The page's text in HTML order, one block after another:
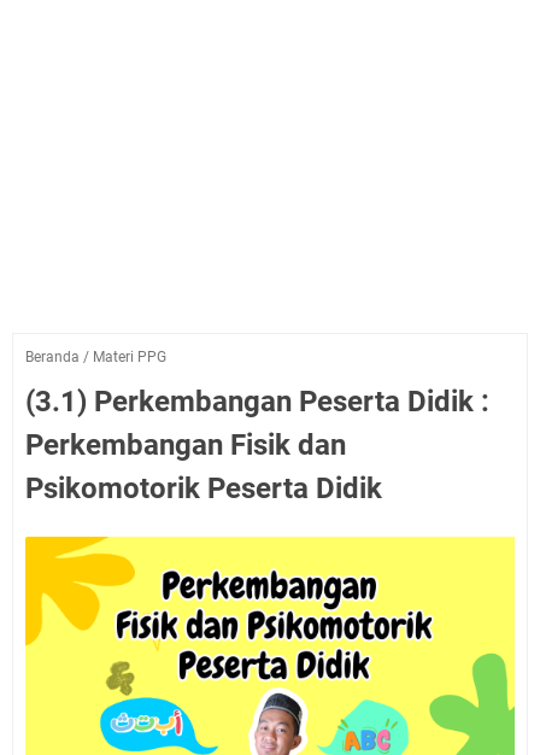
Beranda / Materi PPG
(3.1) Perkembangan Peserta Didik :
Perkembangan Fisik dan
Psikomotorik Peserta Didik